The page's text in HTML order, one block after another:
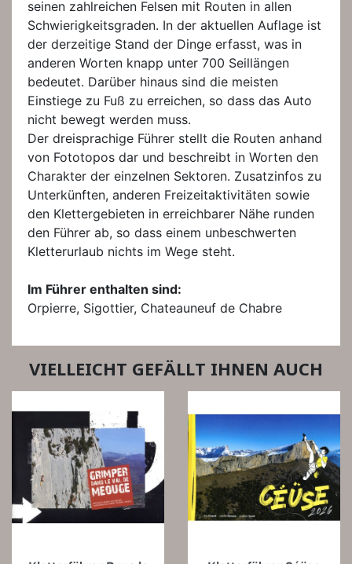
seinen zahlreichen Felsen mit Routen in allen
Schwierigkeitsgraden. In der aktuellen Auflage ist
der derzeitige Stand der Dinge erfasst, was in
anderen Worten knapp unter 700 Seillängen
bedeutet. Darüber hinaus sind die meisten
Einstiege zu Fuß zu erreichen, so dass das Auto
nicht bewegt werden muss.
Der dreisprachige Führer stellt die Routen anhand
von Fototopos dar und beschreibt in Worten den
Charakter der einzelnen Sektoren. Zusatzinfos zu
Unterkünften, anderen Freizeitaktivitäten sowie
den Klettergebieten in erreichbarer Nähe runden
den Führer ab, so dass einem unbeschwerten
Kletterurlaub nichts im Wege steht.
Im Führer enthalten sind:
Orpierre, Sigottier, Chateauneuf de Chabre
VIELLEICHT GEFÄLLT IHNEN AUCH